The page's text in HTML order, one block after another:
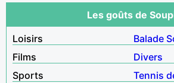
Les goûts de
Loisirs
Balade
Films
Divers
Sports
Tennis